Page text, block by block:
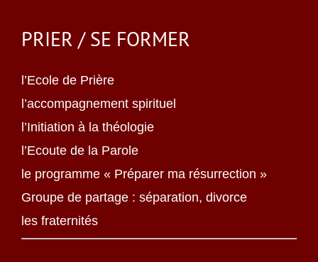
PRIER / SE FORMER
l’Ecole de Prière
l’accompagnement spirituel
l’Initiation à la théologie
l’Ecoute de la Parole
le programme « Préparer ma résurrection »
Groupe de partage : séparation, divorce
les fraternités